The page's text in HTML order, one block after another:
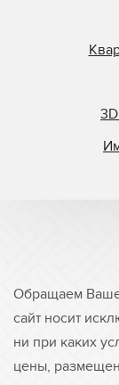
Обращаем Ваше
сайт носит
ни при каких
цены,